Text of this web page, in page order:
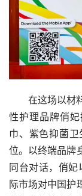
在这场以材
性护理品牌俏
巾、紫色抑菌
位。以终端品牌
同台对话，俏
际市场对中国护